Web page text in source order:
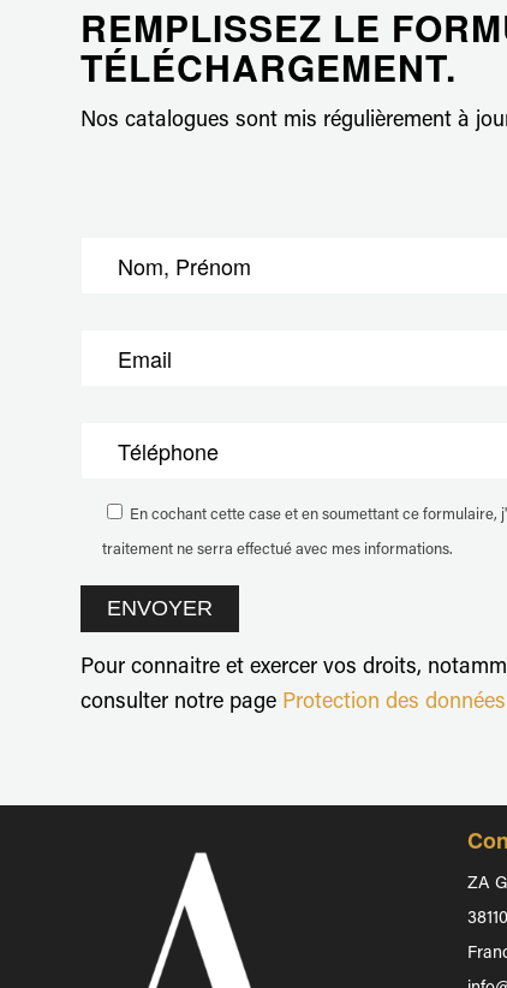
REMPLISSEZ LE
TÉLÉCHARGEMENT.
Nos catalogues sont mis régulièrement à
En cochant cette case et en soumettant ce
traitement ne serra effectué avec mes informations.
Pour connaitre et exercer vos droits,
consulter notre page Protection des
ZA